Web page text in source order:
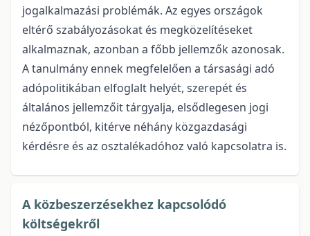
jogalkalmazási problémák. Az egyes országok
eltérő szabályozásokat és megközelítéseket
alkalmaznak, azonban a főbb jellemzők azonosak.
A tanulmány ennek megfelelően a társasági adó
adópolitikában elfoglalt helyét, szerepét és
általános jellemzőit tárgyalja, elsődlegesen jogi
nézőpontból, kitérve néhány közgazdasági
kérdésre és az osztalékadóhoz való kapcsolatra is.
A közbeszerzésekhez kapcsolódó
költségekről